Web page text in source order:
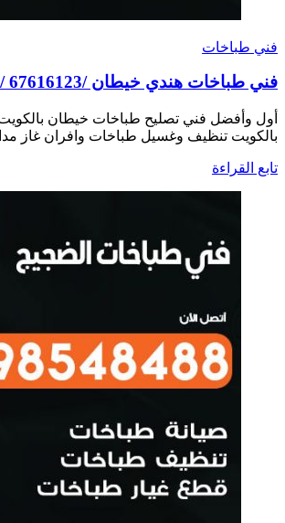
فني طباخات
فني طباخات هندي خيطان /67616123 / تصليح صيانة تنظيف أفران غاز طباخ جولة
أول وأفضل فني تصليح طباخات خيطان
بالكويت تنظيف وغسيل طباخات وافران غاز
تابع القراءة